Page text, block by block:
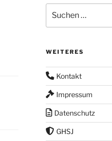
nach:
WEITERES
Kontakt
Impressum
Datenschutz
GHSJ